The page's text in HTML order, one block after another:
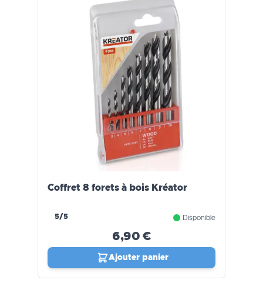
Coffret 8 forets à bois Kréator
5/5 Disponible
6,90 €
Ajouter panier